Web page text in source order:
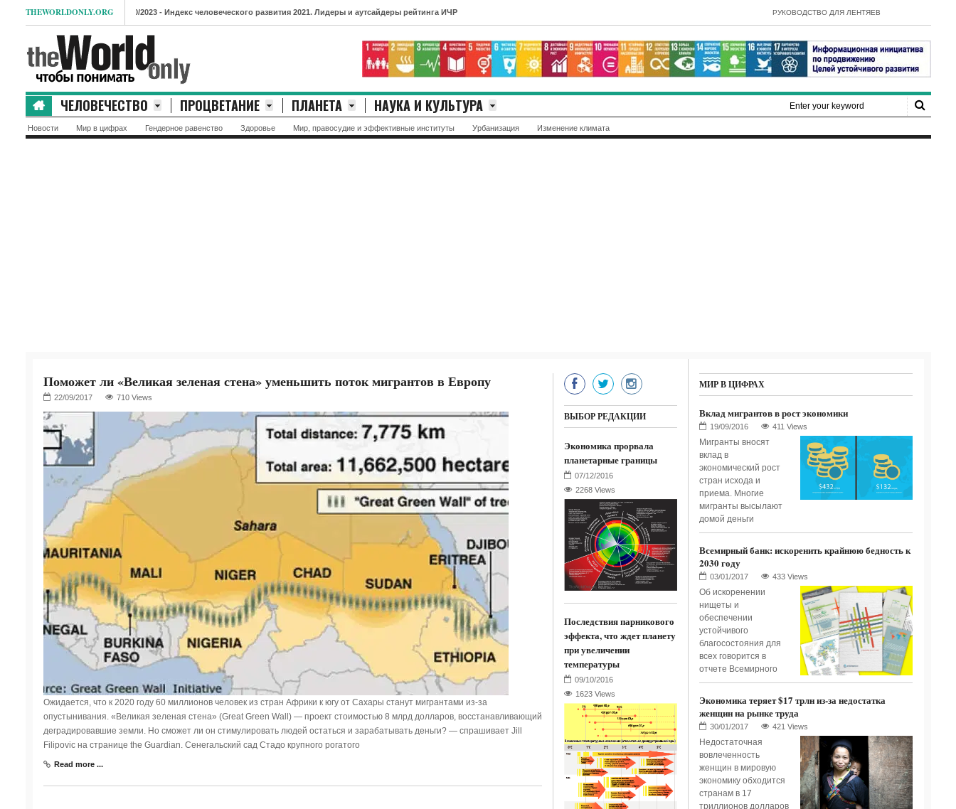
THEWORLDONLY.ORG- Индекс человеческого развития 2021. Лидеры и аутсайдеры рейтинга ИЧР - E-Government Development
РУКОВОДСТВО ДЛЯ ЛЕНТЯЕВ
ЧЕЛОВЕЧЕСТВО ПРОЦВЕТАНИЕ ПЛАНЕТА НАУКА И КУЛЬТУРА
Новости Мир в цифрах Гендерное равенство Здоровье Мир, правосудие и эффективные институты Урбанизация Изменение климата
Поможет ли «Великая зеленая стена» уменьшить поток мигрантов в Европу
710 Views
Ожидается, что к 2020 году 60 миллионов человек из стран Африки к югу от Сахары станут мигрантами из-за
опустынивания. «Великая зеленая стена» (Great Green Wall) — проект стоимостью 8 млрд долларов, восстанавливающий
деградировавшие земли. Но сможет ли он стимулировать людей остаться и зарабатывать деньги? — спрашивает Jill
Filipovic на странице the Guardian. Сенегальский сад Стадо крупного рогатого
Read more ...
ВЫБОР РЕДАКЦИИ
Экономика прорвала
планетарные границы
2268 Views
Последствия парникового
эффекта, что ждет планету
при увеличении
температуры
1623 Views
МИР В ЦИФРАХ
Вклад мигрантов в рост экономики
411 Views
Мигранты вносят
вклад в
экономический рост
стран исхода и
приема. Многие
мигранты высылают
домой деньги
Всемирный банк: искоренить крайнюю бедность к
2030 году
433 Views
Об искоренении
нищеты и
обеспечении
устойчивого
благосостояния для
всех говорится в
отчете Всемирного
Экономика теряет $17 трлн из-за недостатка
женщин на рынке труда
421 Views
Недостаточная
вовлеченность
женщин в мировую
экономику обходится
странам в 17
триллионов долларов